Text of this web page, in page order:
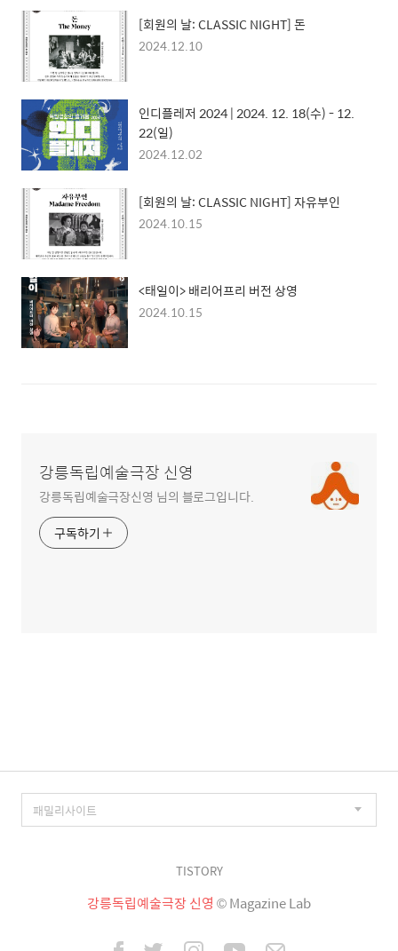
[회원의 날: CLASSIC NIGHT] 돈
2024.12.10
인디플레저 2024 | 2024. 12. 18(수) - 12.
22(일)
2024.12.02
[회원의 날: CLASSIC NIGHT] 자유부인
2024.10.15
<태일이> 배리어프리 버전 상영
2024.10.15
강릉독립예술극장 신영
강릉독립예술극장신영 님의 블로그입니다.
구독하기
TISTORY
강릉독립예술극장 신영 © Magazine Lab